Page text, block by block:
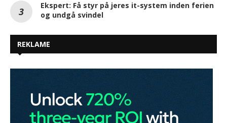
Ekspert: Få styr på jeres it-system inden ferien
og undgå svindel
REKLAME